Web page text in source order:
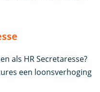
als HR Secretaresse?
een loonsverhoging